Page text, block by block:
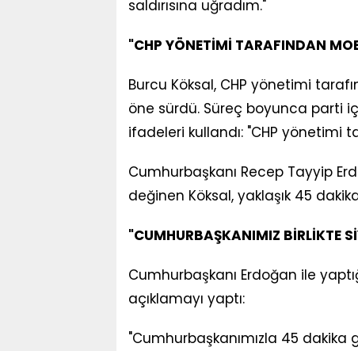
saldırısına uğradım."
"CHP YÖNETİMİ TARAFINDAN
Burcu Köksal, CHP yönetimi
öne sürdü. Süreç boyunca parti
ifadeleri kullandı: "CHP yönetimi
Cumhurbaşkanı Recep Tayyip
değinen Köksal, yaklaşık 45
"CUMHURBAŞKANIMIZ BİRLİKTE
Cumhurbaşkanı Erdoğan ile
açıklamayı yaptı:
"Cumhurbaşkanımızla 45